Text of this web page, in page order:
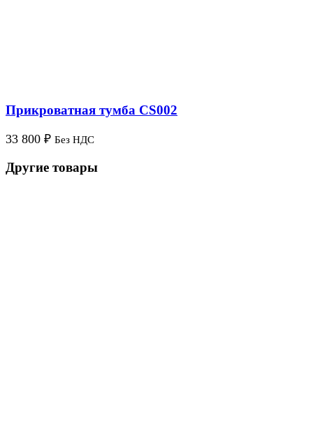
Прикроватная тумба CS002
33 800 ₽ Без НДС
Другие товары